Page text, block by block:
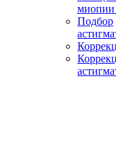
миопии
Подбор